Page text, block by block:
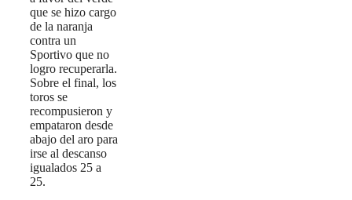
que se hizo cargo
de la naranja
contra un
Sportivo que no
logro recuperarla.
Sobre el final, los
toros se
recompusieron y
empataron desde
abajo del aro para
irse al descanso
igualados 25 a
25.